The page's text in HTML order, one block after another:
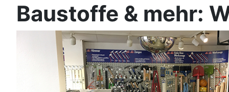
Baustoffe & mehr: